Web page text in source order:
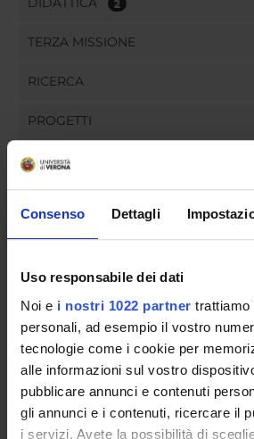
Consenso Dettagli
Uso responsabile dei dati
Noi e i nostri 1022 partner trattiamo
personali, ad esempio il vostro
tecnologie come i cookie per
alle informazioni sul vostro
pubblicare annunci e contenuti
gli annunci e i contenuti, ricercare il
i servizi. Avete la possibilità di
2
TERZA MISSIONE
RICERCA
PROGETTI
INCARICHI
COMMISSIONI
UFFICI E STRUTTURE DI SERVIZIO
SEGRETERIE STUDENTI